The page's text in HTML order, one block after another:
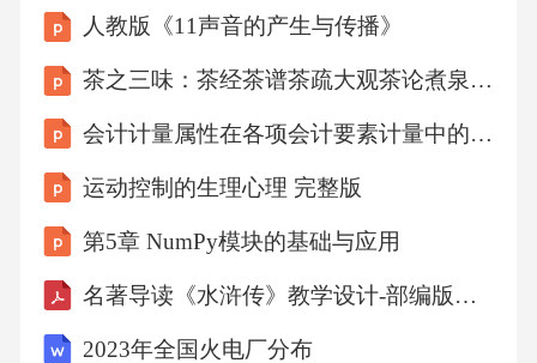
均衡的问题，否则效果就不理想。2.2生命的分
生物体都是由蛋白质、核酸、脂类、糖、无机
盐和水等组成。水是生物体内所占比例最大的
生物体最重要的生物大分子不同的生物体，其
分子组成也大体相同一、水和无机盐地球上生
命起源于水中，陆生生物体内细胞也生活在水
人教版《11声音的产生与传播》
茶之三味：茶经茶谱茶疏大观茶论煮泉小品茗史续茶经
会计计量属性在各项会计要素计量中的应用研究
运动控制的生理心理 完整版
第5章 NumPy模块的基础与应用
名著导读《水浒传》教学设计-部编版语文九年级上册
2023年全国火电厂分布